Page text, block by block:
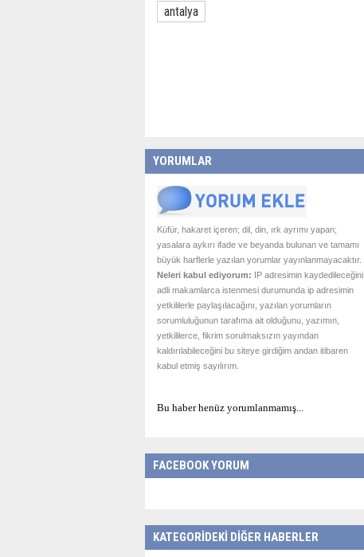
antalya
YORUMLAR
Küfür, hakaret içeren; dil, din, ırk ayrımı yapan;
yasalara aykırı ifade ve beyanda bulunan ve tamamı
büyük harflerle yazılan yorumlar yayınlanmayacaktır.
Neleri kabul ediyorum: IP adresimin kaydedileceğini,
adli makamlarca istenmesi durumunda ip adresimin
yetkililerle paylaşılacağını, yazılan yorumların
sorumluluğunun tarafıma ait olduğunu, yazımın,
yetkililerce, fikrim sorulmaksızın yayından
kaldırılabileceğini bu siteye girdiğim andan itibaren
kabul etmiş sayılırım.
Bu haber henüz yorumlanmamış...
FACEBOOK YORUM
KATEGORİDEKİ DİĞER HABERLER